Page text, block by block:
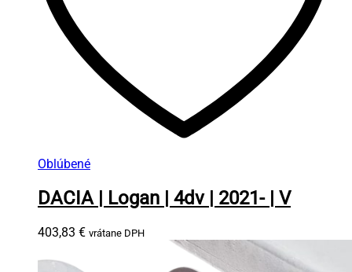
Oblúbené
DACIA | Logan | 4dv | 2021- | V
403,83 € vrátane DPH